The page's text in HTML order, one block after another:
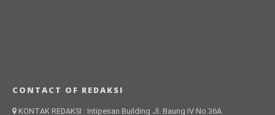
CONTACT OF REDAKSI
KONTAK REDAKSI : Intipesan Building Jl. Baung IV No.36A